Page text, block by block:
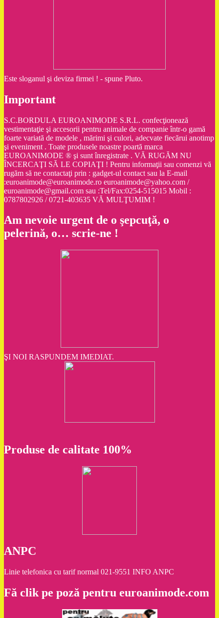
Este sloganul şi deviza firmei ! - spune Pluto.
Important
S.C.BORDULA EUROANIMODE S.R.L. confecţionează
vestimentaţie şi accesorii pentru animale de companie într-o gamă
foarte variată de modele , mărimi şi culori, adecvate fiecărui anotimp
şi eveniment . Toate produsele noastre poartă marca
EUROANIMODE ® şi sunt înregistrate . VĂ RUGĂM NU
ÎNCERCAŢI SĂ LE COPIAŢI ! Pentru informaţii sau comenzi vă
rugăm să ne contactaţi prin : gadget-ul contact sau la E-mail
:euroanimode@euroanimode.ro euroanimode@yahoo.com /
euroanimode@gmail.com sau :Tel/Fax:0254-515015 Mobil :
0787802926 / 0721-403635 VĂ MULŢUMIM !
Am nevoie urgent de o şepcuţă, o
pelerină, o… scrie-ne !
ŞI NOI RASPUNDEM IMEDIAT.
Produse de calitate 100%
ANPC
Linie telefonica cu tarif normal 021-9551 INFO ANPC
Fă clik pe poză pentru euroanimode.com